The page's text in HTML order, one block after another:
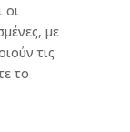
οι
με
τις
το